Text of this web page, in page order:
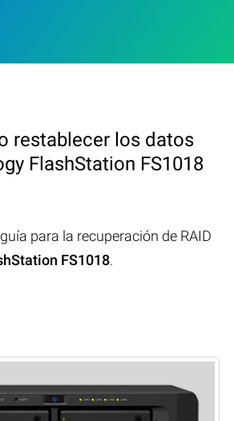
restablecer los datos
FlashStation FS1018
para la recuperación de RAID
FS1018.